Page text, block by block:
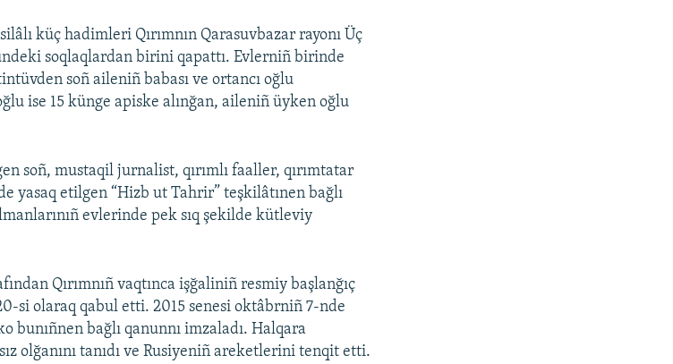
küç hadimleri Qırımnın Qarasuvbazar rayonı Üç
soqlaqlardan birini qapattı. Evlerniñ birinde
soñ aileniñ babası ve ortancı oğlu
ise 15 künge apiske alınğan, aileniñ üyken oğlu
soñ, mustaqil jurnalist, qırımlı faaller, qırımtatar
yasaq etilgen “Hizb ut Tahrir” teşkilâtınen bağlı
evlerinde pek sıq şekilde kütleviy
Qırımnıñ vaqtınca işğaliniñ resmiy başlanğıç
si olaraq qabul etti. 2015 senesi oktâbrniñ 7-nde
bunıñnen bağlı qanunnı imzaladı. Halqara
olğanını tanıdı ve Rusiyeniñ areketlerini tenqit etti.